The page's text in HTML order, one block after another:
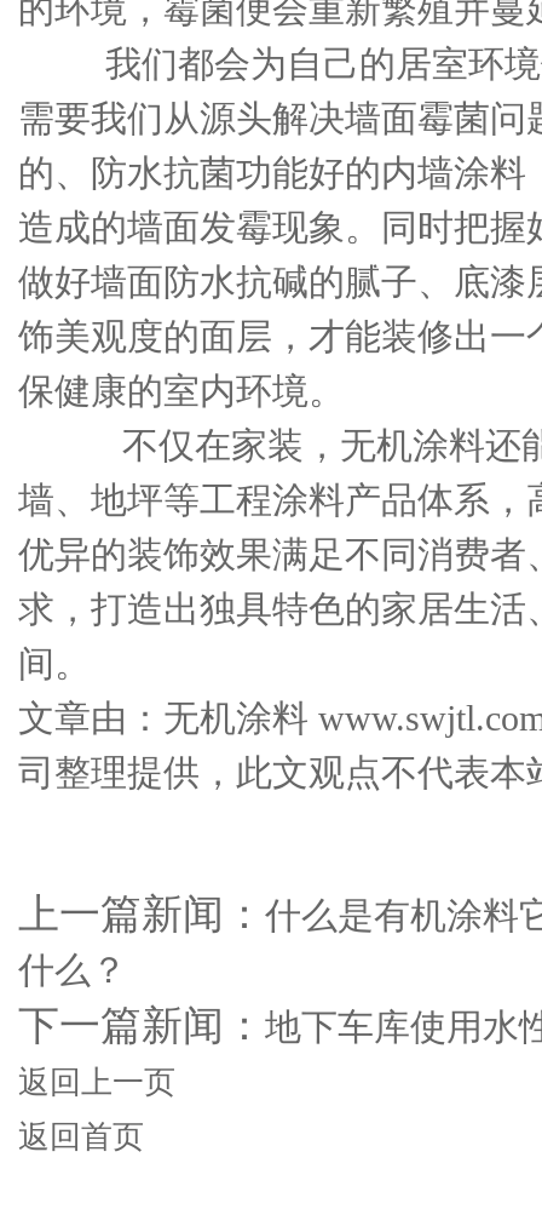
的环境，霉菌便会重新繁殖并蔓
我们都会为自己的居室环境
需要我们从源头解决墙面霉菌
的、防水抗菌功能好的内墙涂
造成的墙面发霉现象。同时把
做好墙面防水抗碱的腻子、底
饰美观度的面层，才能装修出
保健康的室内环境。
不仅在家装，无机涂料还能
墙、地坪等工程涂料产品体系
优异的装饰效果满足不同消费者
求，打造出独具特色的家居生
间。
文章由：无机涂料
司整理提供，此文观点不代表本
上一篇新闻： 什么是有机涂料
什么？
下一篇新闻： 地下车库使用水
返回上一页
返回首页